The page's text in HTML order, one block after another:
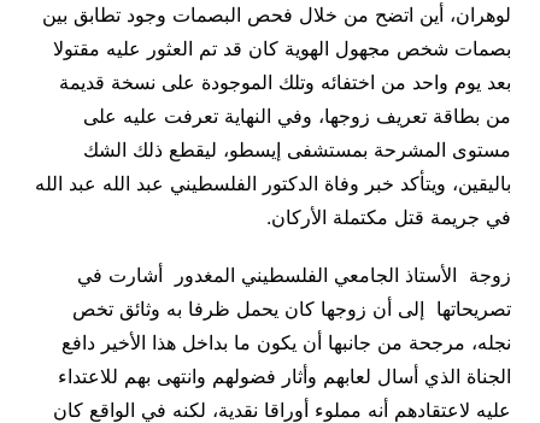
لوهران، أين اتضح من خلال فحص البصمات وجود تطابق بين
بصمات شخص مجهول الهوية كان قد تم العثور عليه مقتولا
بعد يوم واحد من اختفائه وتلك الموجودة على نسخة قديمة
من بطاقة تعريف زوجها، وفي النهاية تعرفت عليه على
مستوى المشرحة بمستشفى إيسطو، ليقطع ذلك الشك
باليقين، ويتأكد خبر وفاة الدكتور الفلسطيني عبد الله عبد الله
في جريمة قتل مكتملة الأركان.
زوجة الأستاذ الجامعي الفلسطيني المغدور أشارت في
تصريحاتها إلى أن زوجها كان يحمل ظرفا به وثائق تخص
نجله، مرجحة من جانبها أن يكون ما بداخل هذا الأخير دافع
الجناة الذي أسال لعابهم وأثار فضولهم وانتهى بهم للاعتداء
عليه لاعتقادهم أنه مملوء أوراقا نقدية، لكنه في الواقع كان